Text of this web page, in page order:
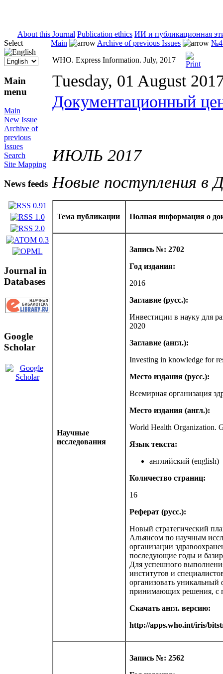
About this Journal Publication ethics ИИ и публикационная
Select
Main
menu
Main
New Issue
Archive of
previous
Issues
Search
Site Mapping
News feeds
Journal in
Databases
Google
Scholar
Main Archive of previous Issues
№4
WHO. Express Information. July, 2017
Tuesday, 01 August
Документационный
ИЮЛЬ 2017
Новые поступления в
Тема публикации Полная информация о
Научные
исследования
Запись №: 2702
Год издания:
2016
Заглавие (русс.):
Инвестиции в науку для
2020
Заглавие (англ.):
Investing in knowledge for
Место издания (русс.):
Всемирная организация
Место издания (англ.):
World Health Organization.
Язык текста:
английский (english)
Количество страниц:
16
Реферат (русс.):
Новый стратегический
Альянсом по научным
организации
последующие годы и
Для успешного
институтов и
организовать уникальный
принимающих решения, с
Скачать англ. версию:
http://apps.who.int/iris/
Запись №: 2562